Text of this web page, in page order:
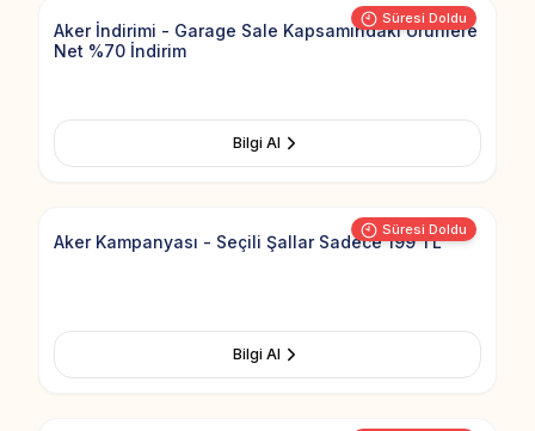
Süresi Doldu
Aker İndirimi - Garage Sale Kapsamındaki Ürünlere
Net %70 İndirim
Bilgi Al
Süresi Doldu
Add to
Aker Kampanyası - Seçili Şallar Sadece 199 TL
Bilgi Al
Add to